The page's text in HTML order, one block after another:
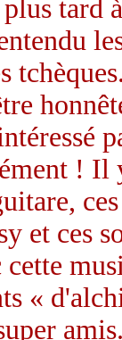
tard
! Il
et ces
cette
«